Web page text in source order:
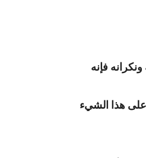
فإنه
هذا الشيء